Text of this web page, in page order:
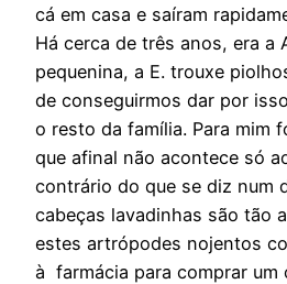
cá em casa e saíram
Há cerca de três anos, era a
pequenina, a E. trouxe
de conseguirmos dar por
o resto da família. Para mim
que afinal não acontece só
contrário do que se diz num
cabeças lavadinhas são tão
estes artrópodes nojentos
à farmácia para comprar um